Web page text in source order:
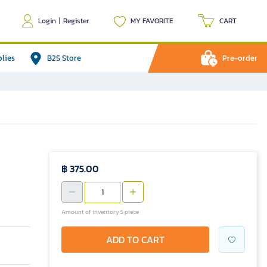
Login | Register MY FAVORITE CART
B2S Store Pre-order
฿ 375.00
Amount of inventory 5 piece
ADD TO CART